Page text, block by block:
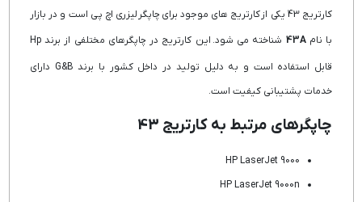
کارتریج 43 یکی از کارتریج های موجود برای چاپگر لیزری اچ پی است و در بازار
با نام43A شناخته می شود. این کارتریج در چاپگرهای مختلفی از برند Hp
قابل استفاده است و به دلیل تولید در داخل کشور با برند G&B دارای
خدمات پشتیبانی کیفیت است.
چاپگرهای مرتبط به کارتریج 43
HP LaserJet 9000
HP LaserJet 9000n